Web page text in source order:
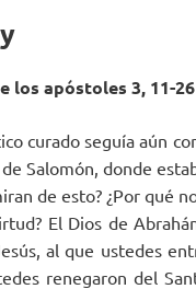
los apóstoles 3, 11-26
curado seguía aún
Salomón, donde
de esto? ¿Por qué
El Dios de
al que ustedes
renegaron del